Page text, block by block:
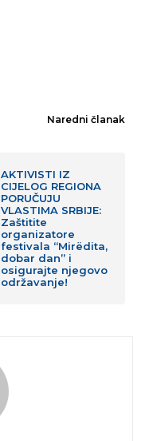
Naredni članak
AKTIVISTI IZ
CIJELOG REGIONA
PORUČUJU
VLASTIMA SRBIJE:
Zaštitite
organizatore
festivala “Mirëdita,
dobar dan” i
osigurajte njegovo
održavanje!